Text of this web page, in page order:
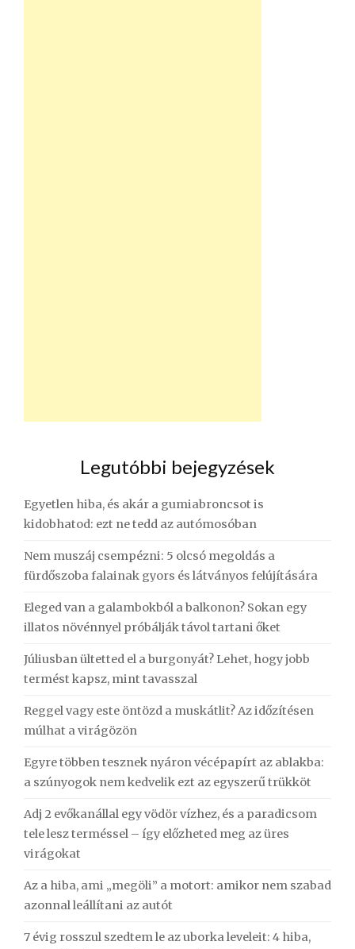
Legutóbbi bejegyzések
Egyetlen hiba, és akár a gumiabroncsot is
kidobhatod: ezt ne tedd az autómosóban
Nem muszáj csempézni: 5 olcsó megoldás a
fürdőszoba falainak gyors és látványos felújítására
Eleged van a galambokból a balkonon? Sokan egy
illatos növénnyel próbálják távol tartani őket
Júliusban ültetted el a burgonyát? Lehet, hogy jobb
termést kapsz, mint tavasszal
Reggel vagy este öntözd a muskátlit? Az időzítésen
múlhat a virágözön
Egyre többen tesznek nyáron vécépapírt az ablakba:
a szúnyogok nem kedvelik ezt az egyszerű trükköt
Adj 2 evőkanállal egy vödör vízhez, és a paradicsom
tele lesz terméssel – így előzheted meg az üres
virágokat
Az a hiba, ami „megöli” a motort: amikor nem szabad
azonnal leállítani az autót
7 évig rosszul szedtem le az uborka leveleit: 4 hiba,